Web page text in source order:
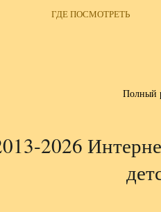
ГДЕ ПОСМОТРЕТЬ
Полный
2026